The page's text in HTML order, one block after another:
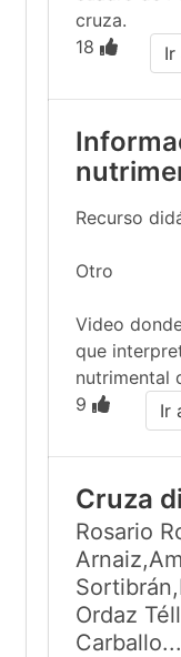
cruza.
18
Ir
Recurso
Otro
Video
que
nutrimental
9
Ir
Cruza
Rosario
Ordaz
Carballo...